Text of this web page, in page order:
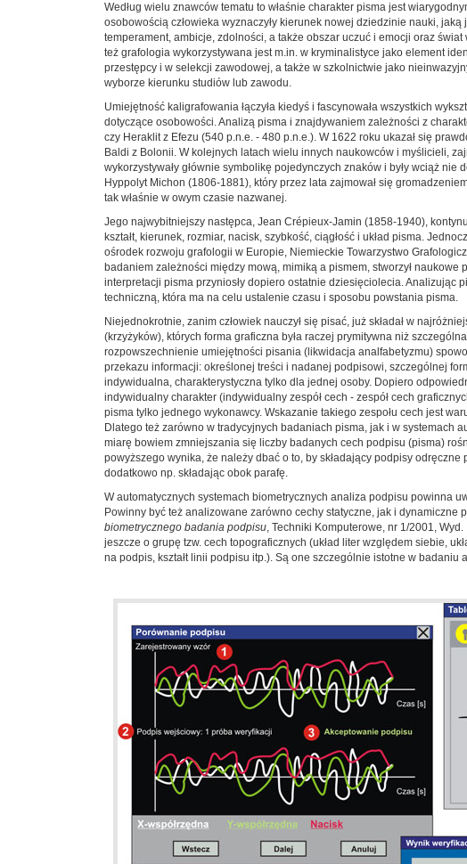
Według wielu znawców tematu to właśnie charakter pisma jest
osobowością człowieka wyznaczyły kierunek nowej dziedzinie nauki,
temperament, ambicje, zdolności, a także obszar uczuć i emocji oraz
też grafologia wykorzystywana jest m.in. w kryminalistyce jako element
przestępcy i w selekcji zawodowej, a także w szkolnictwie jako
wyborze kierunku studiów lub zawodu.
Umiejętność kaligrafowania łączyła kiedyś i fascynowała wszystkich
dotyczące osobowości. Analizą pisma i znajdywaniem zależności z
czy Heraklit z Efezu (540 p.n.e. - 480 p.n.e.). W 1622 roku ukazał się
Baldi z Bolonii. W kolejnych latach wielu innych naukowców i myślicieli,
wykorzystywały głównie symbolikę pojedynczych znaków i były wciąż
Hyppolyt Michon (1806-1881), który przez lata zajmował się
tak właśnie w owym czasie nazwanej.
Jego najwybitniejszy następca, Jean Crépieux-Jamin (1858-1940),
kształt, kierunek, rozmiar, nacisk, szybkość, ciągłość i układ pisma.
ośrodek rozwoju grafologii w Europie, Niemieckie Towarzystwo
badaniem zależności między mową, mimiką a pismem, stworzył
interpretacji pisma przyniosły dopiero ostatnie dziesięciolecia. Analizując
techniczną, która ma na celu ustalenie czasu i sposobu powstania pisma.
Niejednokrotnie, zanim człowiek nauczył się pisać, już składał w
(krzyżyków), których forma graficzna była raczej prymitywna niż
rozpowszechnienie umiejętności pisania (likwidacja analfabetyzmu)
przekazu informacji: określonej treści i nadanej podpisowi, szczególnej
indywidualna, charakterystyczna tylko dla jednej osoby. Dopiero
indywidualny charakter (indywidualny zespół cech - zespół cech
pisma tylko jednego wykonawcy. Wskazanie takiego zespołu cech jest
Dlatego też zarówno w tradycyjnych badaniach pisma, jak i w systemach
miarę bowiem zmniejszania się liczby badanych cech podpisu (pisma)
powyższego wynika, że należy dbać o to, by składający podpisy
dodatkowo np. składając obok parafę.
W automatycznych systemach biometrycznych analiza podpisu powinna
Powinny być też analizowane zarówno cechy statyczne, jak i dynamiczne
biometrycznego badania podpisu, Techniki Komputerowe, nr 1/2001,
jeszcze o grupę tzw. cech topograficznych (układ liter względem siebie,
na podpis, kształt linii podpisu itp.). Są one szczególnie istotne w